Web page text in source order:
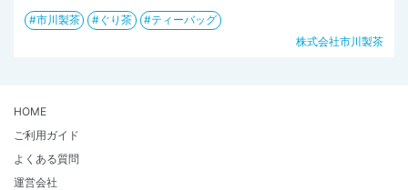
市川製茶 ぐり茶
ティーバッグ
株式会社市川製茶
HOME
ご利用ガイド
よくある質問
運営会社